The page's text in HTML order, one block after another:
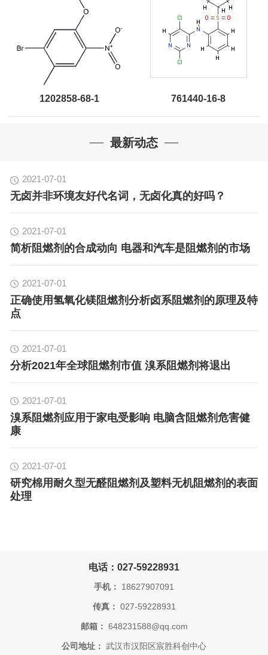
1202858-68-1 761440-16-8
最新动态
2021-07-01
无卤并非环境友好代名词，无卤化真的好吗？
2021-07-01
简析阻燃剂的合成动向 电器和汽车是阻燃剂的市场
2021-07-01
正确使用氢氧化镁阻燃剂分析卤系阻燃剂的原理及特
点
2021-07-01
分析2021年全球阻燃剂市值 溴系阻燃剂将退出
2021-07-01
溴系阻燃剂应用于家电受影响 电脑含阻燃剂危害健
康
2021-07-01
研究棉用耐久型无醛阻燃剂及塑料无机阻燃剂的表面
处理
电话：027-59228931
手机： 18627907091
传真： 027-59228931
邮箱： 648231588@qq.com
公司地址： 武汉市汉阳区宸胜科创中心